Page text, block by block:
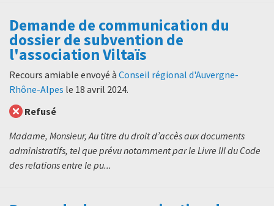
Demande de communication du
dossier de subvention de
l'association Viltaïs
Recours amiable envoyé à Conseil régional d'Auvergne-
Rhône-Alpes le 18 avril 2024.
Refusé
Madame, Monsieur, Au titre du droit d’accès aux documents
administratifs, tel que prévu notamment par le Livre III du Code
des relations entre le pu...